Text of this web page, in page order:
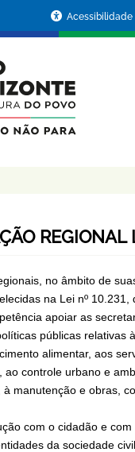
Acessibilidade
REGIONAL
no âmbito de
na Lei nº 10.231,
apoiar as
públicas relativas
alimentar, aos
ao controle urbano e
manutenção e obras,
com o cidadão e com
da sociedade